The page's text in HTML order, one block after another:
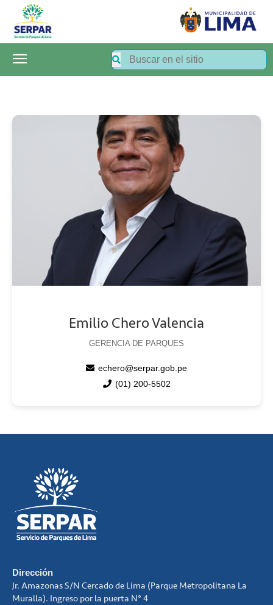
SERPAR
Servicio
de
Parques
Emilio Chero Valencia
GERENCIA DE PARQUES
echero@serpar.gob.pe
(01) 200-5502
Dirección
Jr. Amazonas S/N Cercado de Lima (Parque Metropolitana La
Muralla). Ingreso por la puerta N° 4